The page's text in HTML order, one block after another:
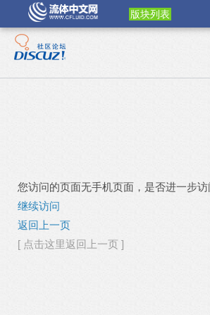
版块列表
您访问的页面无手机页面，是否进一步访
继续访问
返回上一页
[ 点击这里返回上一页 ]